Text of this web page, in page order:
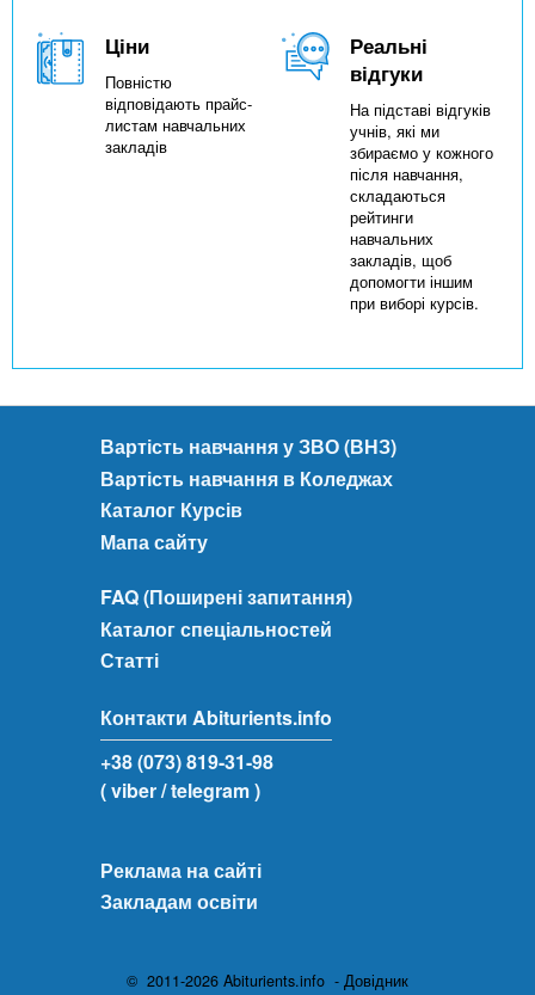
Ціни
Повністю
відповідають прайс-
листам навчальних
закладів
Реальні
відгуки
На підставі відгуків
учнів, які ми
збираємо у кожного
після навчання,
складаються
рейтинги
навчальних
закладів, щоб
допомогти іншим
при виборі курсів.
Вартість навчання у ЗВО (ВНЗ)
Вартість навчання в Коледжах
Каталог Курсів
Мапа сайту
FAQ (Поширені запитання)
Каталог спеціальностей
Статті
Контакти Abiturients.info
+38 (073) 819-31-98
( viber/ telegram )
Реклама на сайті
Закладам освіти
© 2011-2026 Abiturients.info - Довідник